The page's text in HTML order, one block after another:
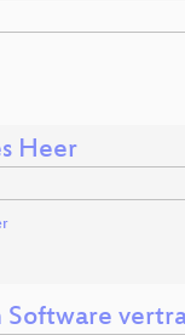
Heer